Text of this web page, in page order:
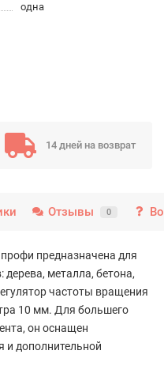
одна
14 дней на возврат
Отзывы 0
предназначена для
металла, бетона,
частоты вращения
10 мм. Для большего
он оснащен
и дополнительной